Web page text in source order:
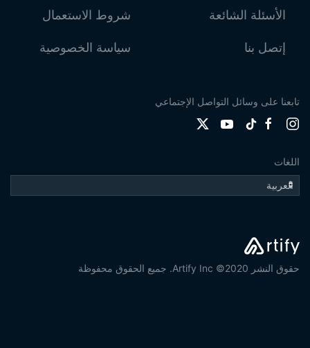
الأسئلة الشائعة
إتصل بنا
شروط الاستعمال
سياسة الخصوصية
تابعنا على وسائل التواصل الإجتماعي
اللغات
حقوق النشر 2020© Artify Inc. جميع الحقوق محفوظة